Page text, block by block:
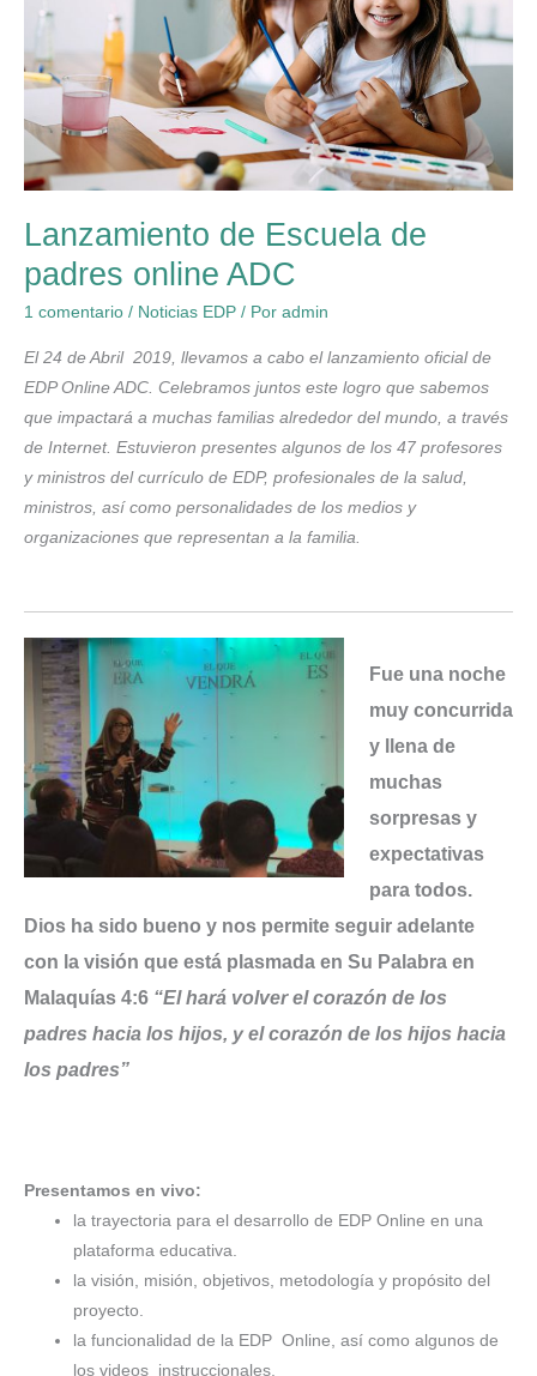
Lanzamiento de Escuela de
padres online ADC
1 comentario / Noticias EDP / Por admin
El 24 de Abril 2019, llevamos a cabo el lanzamiento oficial de
EDP Online ADC. Celebramos juntos este logro que sabemos
que impactará a muchas familias alrededor del mundo, a través
de Internet. Estuvieron presentes algunos de los 47 profesores
y ministros del currículo de EDP, profesionales de la salud,
ministros, así como personalidades de los medios y
organizaciones que representan a la familia.
Fue una noche
muy concurrida
y llena de
muchas
sorpresas y
expectativas
para todos.
Dios ha sido bueno y nos permite seguir adelante
con la visión que está plasmada en Su Palabra en
Malaquías 4:6 “El hará volver el corazón de los
padres hacia los hijos, y el corazón de los hijos hacia
los padres”
Presentamos en vivo:
la trayectoria para el desarrollo de EDP Online en una
plataforma educativa.
la visión, misión, objetivos, metodología y propósito del
proyecto.
la funcionalidad de la EDP Online, así como algunos de
los videos instruccionales.